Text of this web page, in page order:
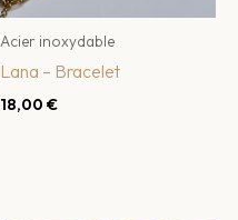
Acier inoxydable
Lana – Bracelet
18,00 €